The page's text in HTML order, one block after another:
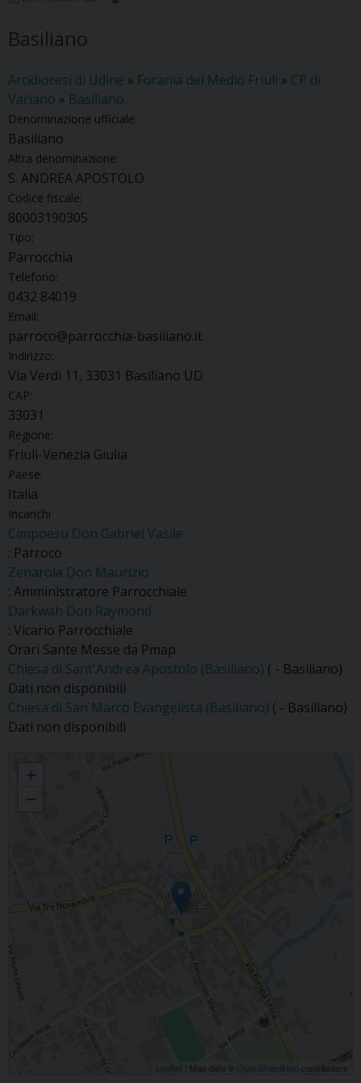
Basiliano
Arcidiocesi di Udine » Forania del Medio Friuli » CP di
Variano » Basiliano
Denominazione ufficiale:
Basiliano
Altra denominazione:
S. ANDREA APOSTOLO
Codice fiscale:
80003190305
Tipo:
Parrocchia
Telefono:
0432 84019
Email:
parroco@parrocchia-basiliano.it
Indirizzo:
Via Verdi 11, 33031 Basiliano UD
CAP:
33031
Regione:
Friuli-Venezia Giulia
Paese:
Italia
Incarichi
Cimpoesu Don Gabriel Vasile
: Parroco
Zenarola Don Maurizio
: Amministratore Parrocchiale
Darkwah Don Raymond
: Vicario Parrocchiale
Orari Sante Messe da Pmap
Chiesa di Sant'Andrea Apostolo (Basiliano) ( - Basiliano)
Dati non disponibili
Chiesa di San Marco Evangelista (Basiliano) ( - Basiliano)
Dati non disponibili
+
−
Leaflet | Map data © OpenStreetMap contributors